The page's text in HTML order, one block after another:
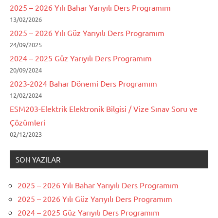
2025 – 2026 Yılı Bahar Yarıyılı Ders Programım
13/02/2026
2025 – 2026 Yılı Güz Yarıyılı Ders Programım
24/09/2025
2024 – 2025 Güz Yarıyılı Ders Programım
20/09/2024
2023-2024 Bahar Dönemi Ders Programım
12/02/2024
ESM203-Elektrik Elektronik Bilgisi / Vize Sınav Soru ve
Çözümleri
02/12/2023
SON YAZILAR
2025 – 2026 Yılı Bahar Yarıyılı Ders Programım
2025 – 2026 Yılı Güz Yarıyılı Ders Programım
2024 – 2025 Güz Yarıyılı Ders Programım